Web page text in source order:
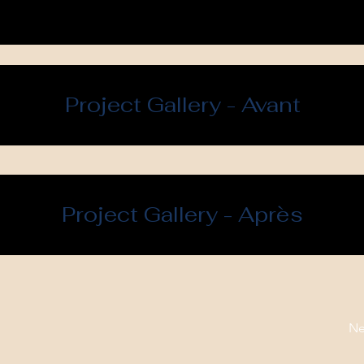
Project Gallery - Avant
Project Gallery - Après